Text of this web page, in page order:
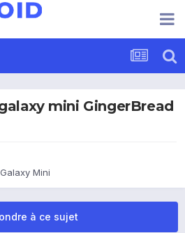
mini GingerBread
Mini
à ce sujet